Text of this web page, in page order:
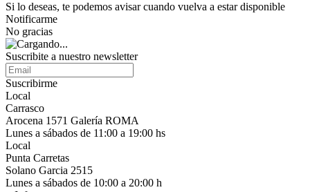
Si lo deseas, te podemos avisar cuando vuelva a estar disponible
Notificarme
No gracias
Suscribite a nuestro newsletter
Suscribirme
Local
Carrasco
Arocena 1571 Galería ROMA
Lunes a sábados de 11:00 a 19:00 hs
Local
Punta Carretas
Solano Garcia 2515
Lunes a sábados de 10:00 a 20:00 h